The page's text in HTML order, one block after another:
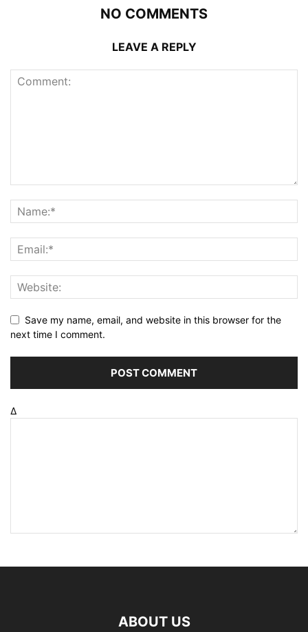
NO COMMENTS
LEAVE A REPLY
Save my name, email, and website in this browser for the
next time I comment.
Δ
ABOUT US